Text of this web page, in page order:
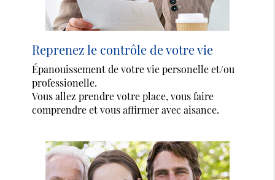
Reprenez le contrôle de votre vie
Épanouissement de votre vie personelle et/ou
professionelle.
Vous allez prendre votre place, vous faire
comprendre et vous affirmer avec aisance.